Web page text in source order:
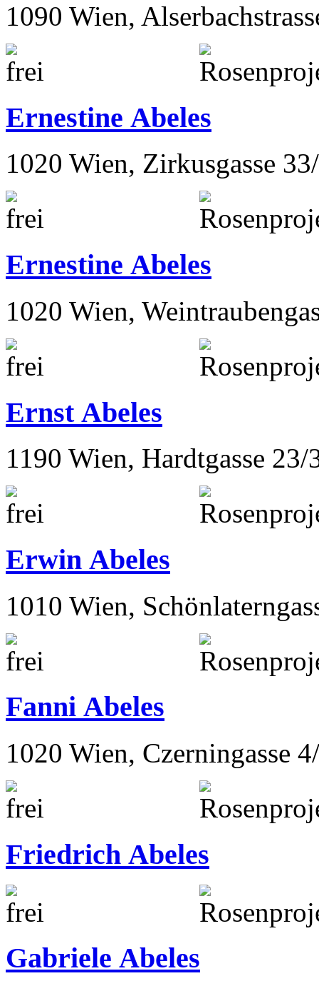
1090 Wien,
Ernestine Abeles
1020 Wien, Zirkusgasse
Ernestine Abeles
1020 Wien,
Ernst Abeles
1190 Wien, Hardtgasse 23/
Erwin Abeles
1010 Wien,
Fanni Abeles
1020 Wien, Czerningasse
Friedrich Abeles
Gabriele Abeles